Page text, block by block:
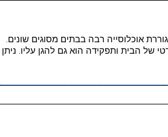
אוכלוסייה רבה בבתים מסוגים שונים.
של הבית ותפקידה הוא גם להגן עליו. ניתן